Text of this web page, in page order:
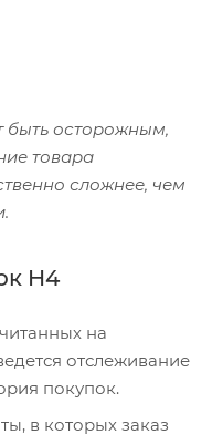
быть осторожным,
товара
сложнее, чем
H4
на
отслеживание
покупок.
в которых заказ